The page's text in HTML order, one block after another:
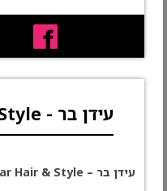
עידן בר - Idan Bar Hair & Style
עידן בר – Idan Bar Hair & Style